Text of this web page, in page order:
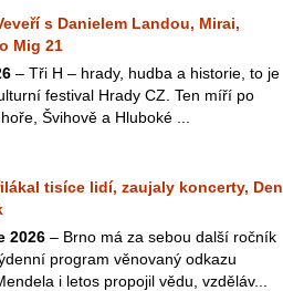
s Danielem Landou, Mirai,
Mig 21
– Tři H – hrady, hudba a historie, to je
festival Hrady CZ. Ten míří po
Švihově a Hluboké ...
tisíce lidí, zaujaly koncerty, Den
2026 – Brno má za sebou další ročník
program věnovaný odkazu
i letos propojil vědu, vzděláv...